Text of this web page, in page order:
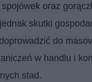
oraz
skutki
do
w handlu i
stad.